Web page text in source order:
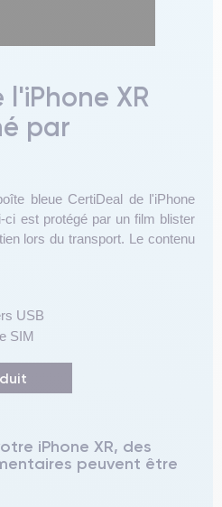
XR
par
bleue CertiDeal de l'iPhone
est protégé par un film blister
lors du transport. Le contenu
USB
SIM
iPhone XR, des
peuvent être